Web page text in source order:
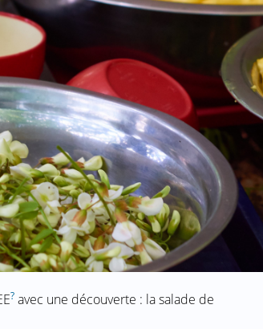
?avec une découverte : la salade de